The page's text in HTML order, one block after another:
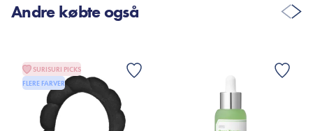
Andre købte også
SURISURI PICKS
FLERE FARVER